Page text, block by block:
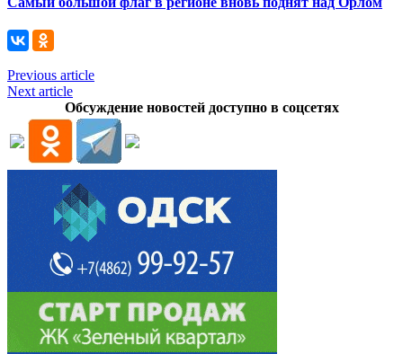
Previous article
Next article
Обсуждение новостей доступно в соцсетях